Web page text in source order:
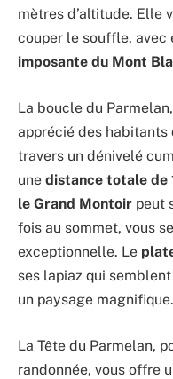
mètres d’altitude. Elle
couper le souffle, avec
imposante du Mont
La boucle du
apprécié des habitants
travers un dénivelé
une distance totale de
le Grand Montoir peut
fois au sommet, vous
exceptionnelle. Le
ses lapiaz qui
un paysage magnifique.
La Tête du Parmelan,
randonnée, vous offre